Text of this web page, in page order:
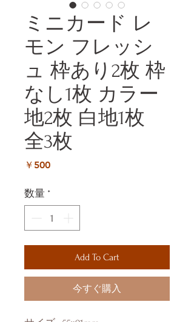
ミニカード レ
モン フレッシ
ュ 枠あり2枚 枠
なし1枚 カラー
地2枚 白地1枚
全3枚
￥500価
数量 *
Add To Cart
今すぐ購入